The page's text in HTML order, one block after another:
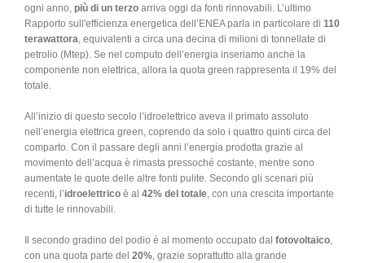
ogni anno, più di un terzo arriva oggi da fonti rinnovabili. L’ultimo
Rapporto sull'efficienza energetica dell’ENEA parla in particolare di 110
terawattora , equivalenti a circa una decina di milioni di tonnellate di
petrolio (Mtep). Se nel computo dell’energia inseriamo anche la
componente non elettrica, allora la quota green rappresenta il 19% del
totale.
All’inizio di questo secolo l’idroelettrico aveva il primato assoluto
nell’energia elettrica green, coprendo da solo i quattro quinti circa del
comparto. Con il passare degli anni l’energia prodotta grazie al
movimento dell’acqua è rimasta pressoché costante, mentre sono
aumentate le quote delle altre fonti pulite. Secondo gli scenari più
recenti, l’idroelettrico è al 42% del totale, con una crescita importante
di tutte le rinnovabili.
Il secondo gradino del podio è al momento occupato dal fotovoltaico,
con una quota parte del 20%, grazie soprattutto alla grande